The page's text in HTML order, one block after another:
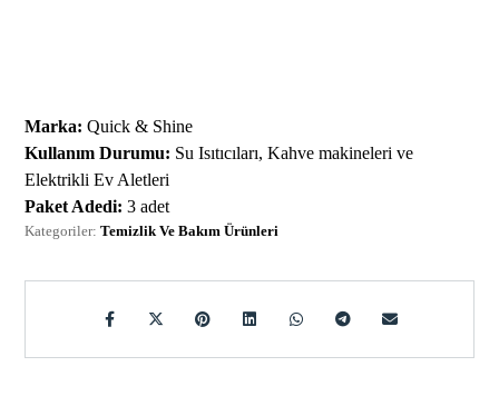
Marka: Quick & Shine
Kullanım Durumu: Su Isıtıcıları, Kahve makineleri ve
Elektrikli Ev Aletleri
Paket Adedi: 3 adet
Kategoriler:Temizlik Ve Bakım Ürünleri